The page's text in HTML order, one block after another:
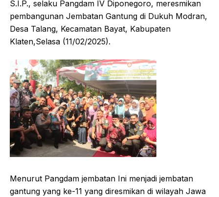
S.I.P., selaku Pangdam IV Diponegoro, meresmikan
pembangunan Jembatan Gantung di Dukuh Modran,
Desa Talang, Kecamatan Bayat, Kabupaten
Klaten,Selasa (11/02/2025).
Menurut Pangdam jembatan Ini menjadi jembatan
gantung yang ke-11 yang diresmikan di wilayah Jawa